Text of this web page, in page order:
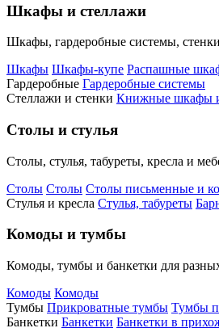
Шкафы и стеллажи
Шкафы, гардеробные системы,
Шкафы Шкафы-купе Распашные
Гардеробные Гардеробные системы
Стеллажи и стенки Книжные шкафы
Столы и стулья
Столы, стулья, табуреты, кресла и
Столы Столы Столы письменные и
Стулья и кресла Стулья, табуреты
Комоды и тумбы
Комоды, тумбы и банкетки для
Комоды Комоды
Тумбы Прикроватные тумбы Тумбы
Банкетки Банкетки Банкетки в